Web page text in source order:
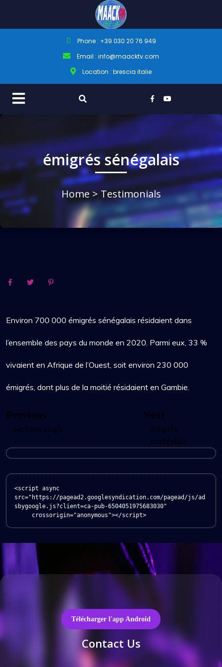
Phone : +39 030 20 76 949
Email : info@maacktv.com
Location : brescia italie
émigrés sénégalais
Home> Testimonials
Environ 700 000 émigrés sénégalais résidaient dans
l’ensemble des pays du monde en 2020 . Parmi eux, 33 %
vivaient en Afrique de l’Ouest, soit environ 230 000
émigrés, dont plus de la moitié résidaient en Gambie.
Navigation
de
l’article
Previous
Previous
Jackson singh
Next
Next
émigrés
sénégalais
<script async
src="https://pagead2.googlesyndication.com/pagead/js/ad
sbygoogle.js?client=ca-pub-6504051975683030"
     crossorigin="anonymous"></script>
Télécharger l'app Android
Contact Us